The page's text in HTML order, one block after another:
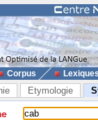
Corpus
Etymologie